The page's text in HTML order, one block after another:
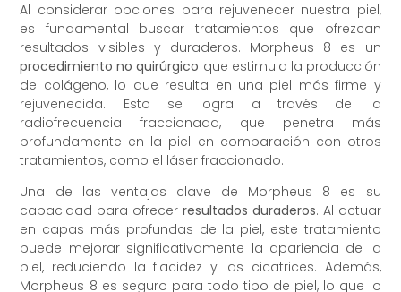
Al considerar opciones para rejuvenecer nuestra piel,
es fundamental buscar tratamientos que ofrezcan
resultados visibles y duraderos. Morpheus 8 es un
procedimiento no quirúrgico que estimula la producción
de colágeno, lo que resulta en una piel más firme y
rejuvenecida. Esto se logra a través de la
radiofrecuencia fraccionada, que penetra más
profundamente en la piel en comparación con otros
tratamientos, como el láser fraccionado.
Una de las ventajas clave de Morpheus 8 es su
capacidad para ofrecer resultados duraderos. Al actuar
en capas más profundas de la piel, este tratamiento
puede mejorar significativamente la apariencia de la
piel, reduciendo la flacidez y las cicatrices. Además,
Morpheus 8 es seguro para todo tipo de piel, lo que lo